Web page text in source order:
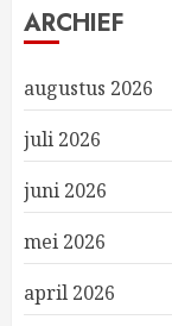
ARCHIEF
augustus 2026
juli 2026
juni 2026
mei 2026
april 2026